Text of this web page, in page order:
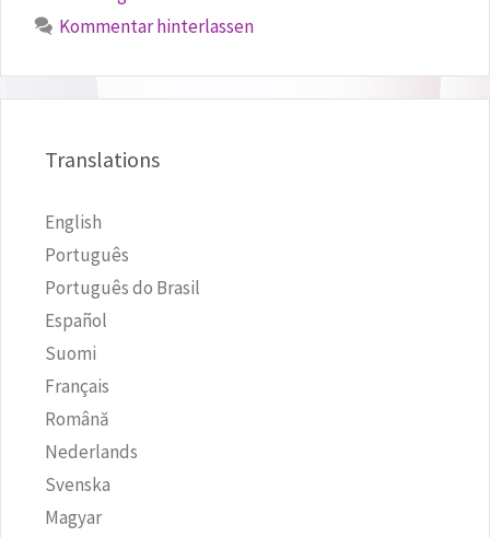
Kommentar hinterlassen
Translations
English
Português
Português do Brasil
Español
Suomi
Français
Română
Nederlands
Svenska
Magyar